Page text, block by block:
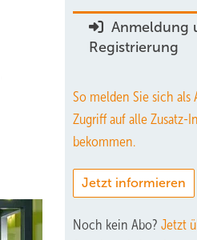
Anmeldung
Registrierung
So melden Sie sich als
Zugriff auf alle Zusatz-
bekommen.
Jetzt informieren
Noch kein Abo? Jetzt